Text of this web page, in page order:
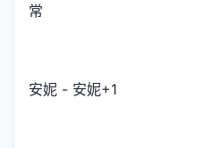
常
安妮 - 安妮+1